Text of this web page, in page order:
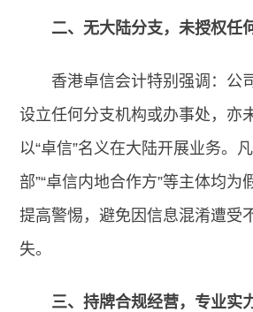
二、无大陆分支，未授权任
香港卓信会计特别强调：公
设立任何分支机构或办事处，亦
以“卓信”名义在大陆开展业务。
部”“卓信内地合作方”等主体均为
提高警惕，避免因信息混淆遭受
失。
三、持牌合规经营，专业实